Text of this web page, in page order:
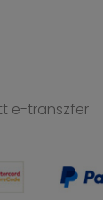
e-transzfer